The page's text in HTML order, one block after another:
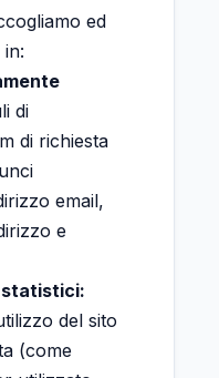
ed
di
di richiesta
email,
e
statistici:
del sito
(come